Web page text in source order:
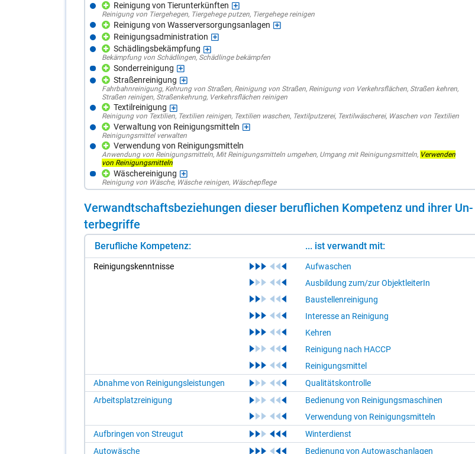
Reinigung von Tierunterkünften
Reinigung von Tiergehegen, Tiergehege putzen, Tiergehege reinigen
Reinigung von Wasserversorgungsanlagen
Reinigungsadministration
Schädlingsbekämpfung
Bekämpfung von Schädlingen, Schädlinge bekämpfen
Sonderreinigung
Straßenreinigung
Fahrbahnreinigung, Kehrung von Straßen, Reinigung von Straßen, Reinigung von Verkehrsflächen, Straßen kehren,
Straßen reinigen, Straßenkehrung, Verkehrsflächen reinigen
Textilreinigung
Reinigung von Textilien, Textilien reinigen, Textilien waschen, Textilputzerei, Textilwäscherei, Waschen von Textilien
Verwaltung von Reinigungsmitteln
Reinigungsmittel verwalten
Verwendung von Reinigungsmitteln
Anwendung von Reinigungsmitteln, Mit Reinigungsmitteln umgehen, Umgang mit Reinigungsmitteln, Verwenden
von Reinigungsmitteln
Wäschereinigung
Reinigung von Wäsche, Wäsche reinigen, Wäschepflege
Ver­wandt­schafts­be­zie­hun­gen die­ser be­ruf­li­chen Kom­pe­tenz und ih­rer Un­
ter­be­grif­fe
Berufliche Kompetenz: ... ist verwandt mit:
Rei­ni­gungs­kennt­nis­se
Aufwaschen
Ausbildung zum/zur ObjektleiterIn
Baustellenreinigung
Interesse an Reinigung
Kehren
Reinigung nach HACCP
Reinigungsmittel
Abnahme von Reinigungsleistungen
Qualitätskontrolle
Arbeitsplatzreinigung
Bedienung von Reinigungsmaschinen
Verwendung von Reinigungsmitteln
Aufbringen von Streugut
Winterdienst
Autowäsche
Bedienung von Autowaschanlagen